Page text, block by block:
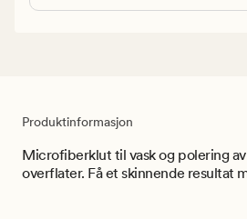
Produktinformasjon
Microfiberklut til vask og polering
overflater. Få et skinnende resultat